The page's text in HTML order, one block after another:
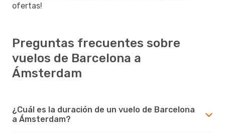
ofertas!
Preguntas frecuentes sobre
vuelos de Barcelona a
Ámsterdam
¿Cuál es la duración de un vuelo de Barcelona
a Ámsterdam?